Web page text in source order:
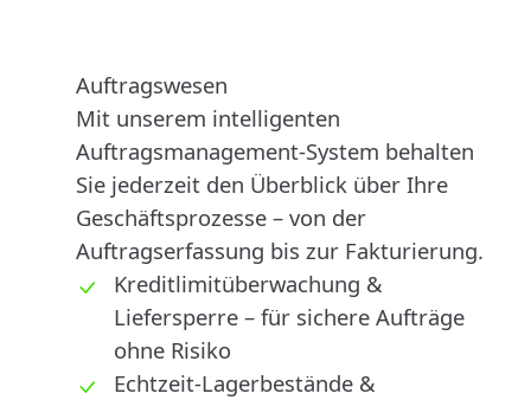
Auftragswesen
Mit unserem intelligenten
Auftragsmanagement-System behalten
Sie jederzeit den Überblick über Ihre
Geschäftsprozesse – von der
Auftragserfassung bis zur Fakturierung.
Kreditlimitüberwachung &
Liefersperre – für sichere Aufträge
ohne Risiko
Echtzeit-Lagerbestände &